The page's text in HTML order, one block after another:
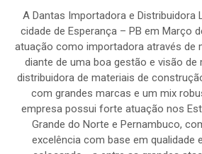
A Dantas Importadora e Distribuidora
cidade de Esperança – PB em Março
atuação como importadora através de
diante de uma boa gestão e visão
distribuidora de materiais de
com grandes marcas e um mix
empresa possui forte atuação nos
Grande do Norte e Pernambuco,
excelência com base em qualidade